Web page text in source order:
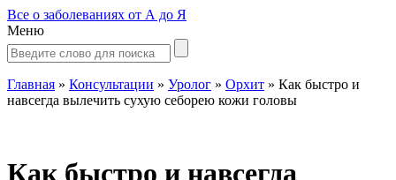
Все о заболеваниях от А до Я
Меню
Главная » Консультации » Уролог » Орхит » Как быстро и
навсегда вылечить сухую себорею кожи головы
Как быстро и навсегда